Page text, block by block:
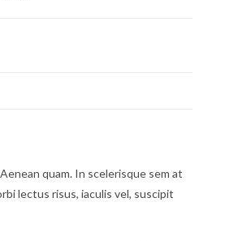
quam. In scelerisque sem at
lectus risus, iaculis vel, suscipit